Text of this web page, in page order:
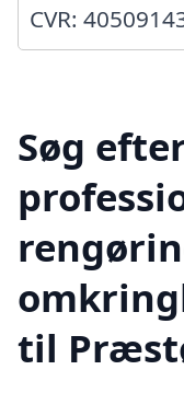
CVR:
Søg
til